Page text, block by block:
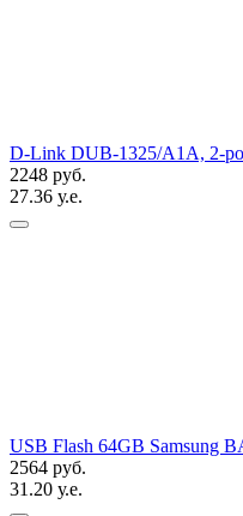
D-Link DUB-1325/A1A, 2-
2248 руб.
27.36 у.е.
USB Flash 64GB Samsung
2564 руб.
31.20 у.е.